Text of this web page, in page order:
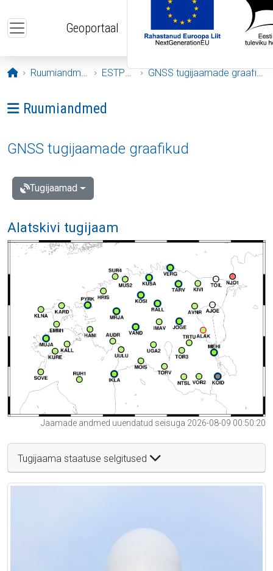
Geoportaal
Avaleht
Ruumiandmed ESTPOS GNSS tugijaamade graafikud
Ava menüü: Ruumiandmed
Ruumiandmed
GNSS tugijaamade graafikud
Tugijaamad
Alatskivi tugijaam
Jaamade andmed uuendatud seisuga 2026-08-09 00:50:20
Tugijaama staatuse selgitused